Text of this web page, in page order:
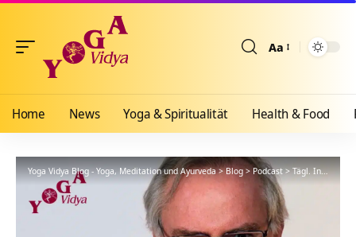
Aa
Home News Yoga & Spiritualität Health & Food
Yoga Vidya Blog - Yoga, Meditation und Ayurveda>Blog>Podcast>Tägl. Inspiration